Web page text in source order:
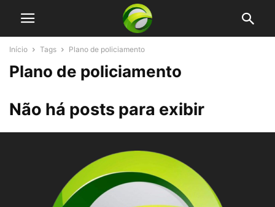
Início Tags Plano de policiamento
Plano de policiamento
Não há posts para exibir